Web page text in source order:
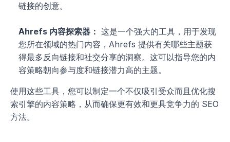
链接的创意。
Ahrefs 内容探索器： 这是一个强大的工具，用于发现
您所在领域的热门内容，Ahrefs 提供有关哪些主题获
得最多反向链接和社交分享的洞察。这可以指导您的内
容策略朝向参与度和链接潜力高的主题。
使用这些工具，您可以制定一个不仅吸引受众而且优化搜
索引擎的内容策略，从而确保更有效和更具竞争力的 SEO
方法。